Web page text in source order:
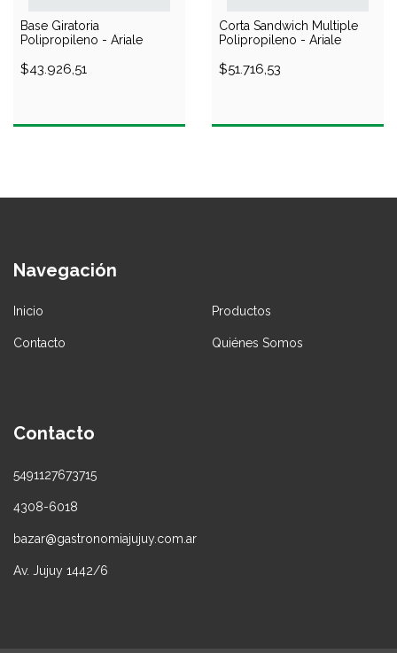
Base Giratoria
Polipropileno - Ariale
$43.926,51
Corta Sandwich Multiple
Polipropileno - Ariale
$51.716,53
Navegación
Inicio Productos
Contacto Quiénes Somos
Contacto
5491127673715
4308-6018
bazar@gastronomiajujuy.com.ar
Av. Jujuy 1442/6